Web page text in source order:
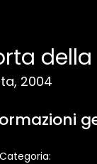
2004
Categoria: